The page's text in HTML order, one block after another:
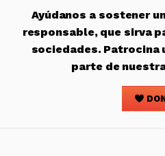
Ayúdanos a sostener
responsable, que sirva
sociedades. Patrocina
parte de